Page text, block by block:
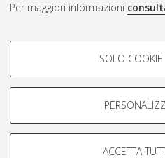
Per maggiori informazioni
COOKIE DI PROFILAZIONE
Si tratta di cookie utilizzati per
navigazione degli utenti, creare
Mostra cookie di profilazione
SOLO COOKIE
ACCETTA
ISSN: 2038-7946
Impostazioni Cookie
Informativa sulla privacy
Condizioni d’uso del sito